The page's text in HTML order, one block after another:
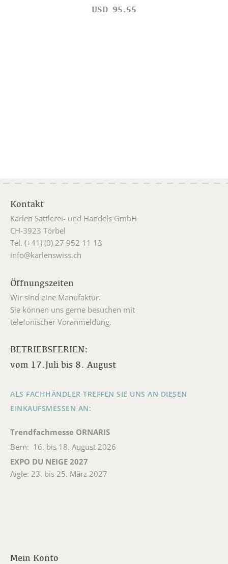
USD 95.55
Kontakt
Karlen Sattlerei- und Handels GmbH
CH-3923 Törbel
Tel. (+41) (0) 27 952 11 13
info@karlenswiss.ch
Öffnungszeiten
Wir sind eine Manufaktur.
Sie können uns gerne besuchen mit
telefonischer Voranmeldung.
BETRIEBSFERIEN:
vom 17.Juli bis 8. August
ALS FACHHÄNDLER TREFFEN SIE UNS AN DIESEN
EINKAUFSMESSEN AN:
Trendfachmesse ORNARIS
Bern: 16. bis 18. August 2026
EXPO DU NEIGE 2027
Aigle: 23. bis 25. März 2027
Mein Konto